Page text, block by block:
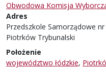
Obwodowa Komisja
Adres
Przedszkole Samorządowe
Piotrków Trybunalski
Położenie
województwo łódzkie,